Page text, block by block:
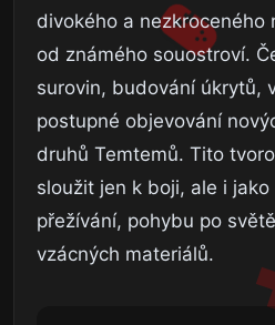
divokého a nezkroceného
od známého souostroví.
surovin, budování úkrytů,
postupné objevování
druhů Temtemů. Tito
sloužit jen k boji, ale i
přežívání, pohybu po
vzácných materiálů.